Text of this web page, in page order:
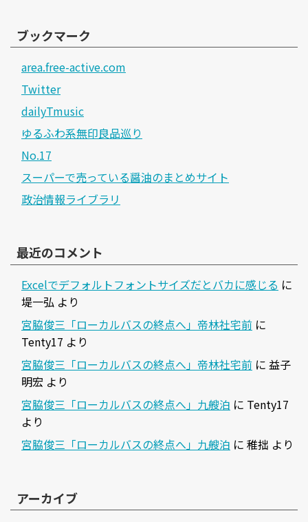
ブックマーク
area.free-active.com
Twitter
dailyTmusic
ゆるふわ系無印良品巡り
No.17
スーパーで売っている醤油のまとめサイト
政治情報ライブラリ
最近のコメント
Excelでデフォルトフォントサイズだとバカに感じる に
堤一弘 より
宮脇俊三「ローカルバスの終点へ」帝林社宅前 に
Tenty17 より
宮脇俊三「ローカルバスの終点へ」帝林社宅前 に 益子
明宏 より
宮脇俊三「ローカルバスの終点へ」九艘泊 に Tenty17
より
宮脇俊三「ローカルバスの終点へ」九艘泊 に 稚拙 より
アーカイブ